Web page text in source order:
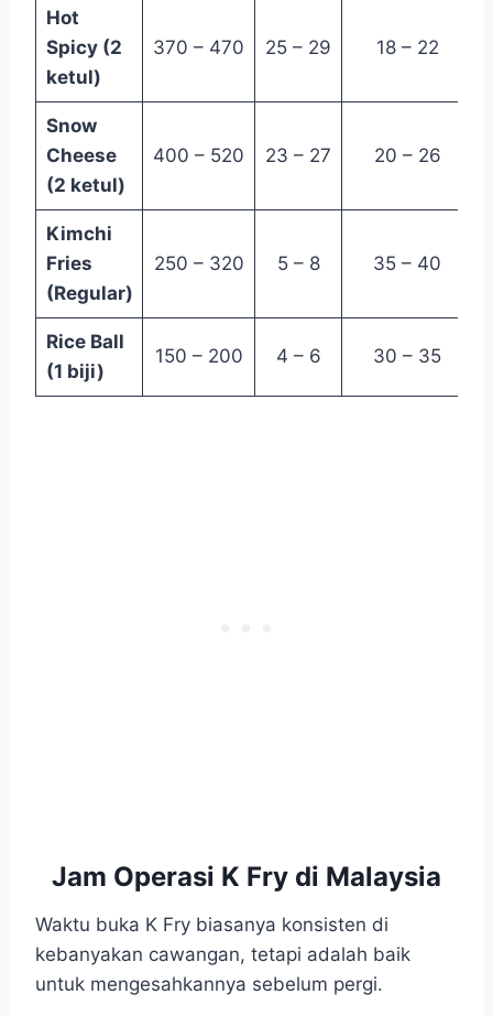
Hot
Spicy (2
ketul)
370 – 470 25 – 29 18 – 22
Snow
Cheese
(2 ketul)
400 – 520 23 – 27 20 – 26
Kimchi
Fries
(Regular)
250 – 320 5 – 8 35 – 40
Rice Ball
(1 biji)
150 – 200 4 – 6 30 – 35
Jam Operasi K Fry di Malaysia
Waktu buka K Fry biasanya konsisten di
kebanyakan cawangan, tetapi adalah baik
untuk mengesahkannya sebelum pergi.